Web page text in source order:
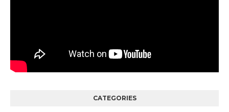
CATEGORIES